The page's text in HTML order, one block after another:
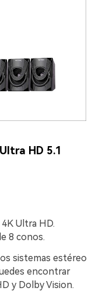
HD 5.1
Ultra HD.
8 conos.
sistemas estéreo
encontrar
y Dolby Vision.